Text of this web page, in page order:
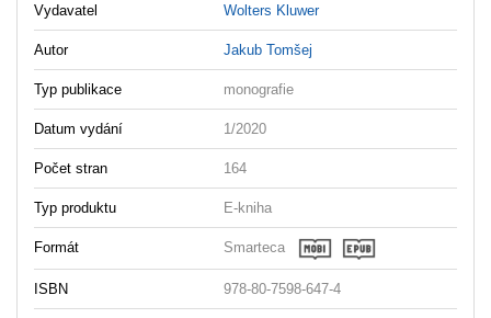
Vydavatel Wolters Kluwer
Autor Jakub Tomšej
Typ publikace monografie
Datum vydání 1/2020
Počet stran 164
Typ produktu E-kniha
Formát Smarteca
ISBN 978-80-7598-647-4